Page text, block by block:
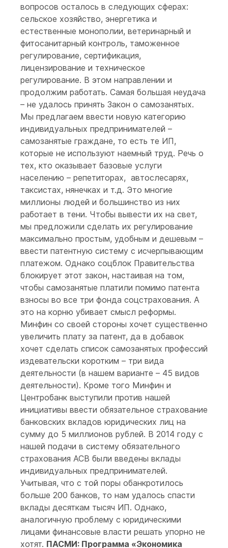
вопросов осталось в следующих сферах:
сельское хозяйство, энергетика и
естественные монополии, ветеринарный и
фитосанитарный контроль, таможенное
регулирование, сертификация,
лицензирование и техническое
регулирование. В этом направлении и
продолжим работать. Самая большая неудача
– не удалось принять Закон о самозанятых.
Мы предлагаем ввести новую категорию
индивидуальных предпринимателей –
самозанятые граждане, то есть те ИП,
которые не используют наемный труд. Речь о
тех, кто оказывает базовые услуги
населению – репетиторах, автослесарях,
таксистах, нянечках и т.д. Это многие
миллионы людей и большинство из них
работает в тени. Чтобы вывести их на свет,
мы предложили сделать их регулирование
максимально простым, удобным и дешевым –
ввести патентную систему с исчерпывающим
платежом. Однако соцблок Правительства
блокирует этот закон, настаивая на том,
чтобы самозанятые платили помимо патента
взносы во все три фонда соцстрахования. А
это на корню убивает смысл реформы.
Минфин со своей стороны хочет существенно
увеличить плату за патент, да в добавок
хочет сделать список самозанятых профессий
издевательски коротким – три вида
деятельности (в нашем варианте – 45 видов
деятельности). Кроме того Минфин и
Центробанк выступили против нашей
инициативы ввести обязательное страхование
банковских вкладов юридических лиц на
сумму до 5 миллионов рублей. В 2014 году с
нашей подачи в систему обязательного
страхования АСВ были введены вклады
индивидуальных предпринимателей.
Учитывая, что с той поры обанкротилось
больше 200 банков, то нам удалось спасти
вклады десяткам тысяч ИП. Однако,
аналогичную проблему с юридическими
лицами финансовые власти решать упорно не
хотят. ПАСМИ: Программа «Экономика